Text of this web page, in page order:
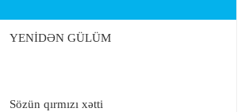
YENİDƏN GÜLÜM
Sözün qırmızı xətti